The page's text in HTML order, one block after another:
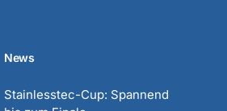
News
Stainlesstec-Cup: Spannend